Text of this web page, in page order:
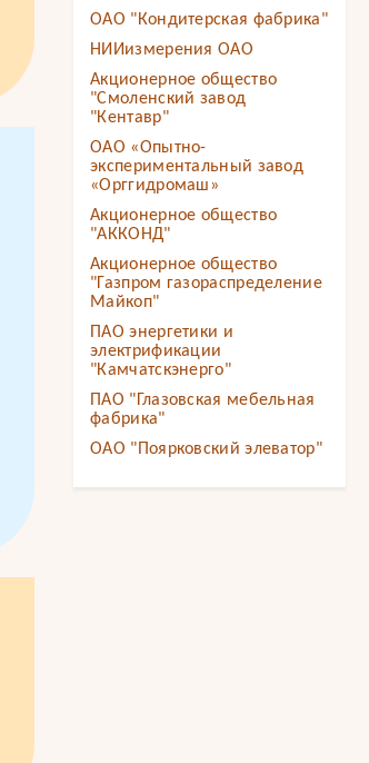
ОАО "Кондитерская фабрика"
НИИизмерения ОАО
Акционерное общество
"Смоленский завод
"Кентавр"
ОАО «Опытно-
экспериментальный завод
«Орггидромаш»
Акционерное общество
"АККОНД"
Акционерное общество
"Газпром газораспределение
Майкоп"
ПАО энергетики и
электрификации
"Камчатскэнерго"
ПАО "Глазовская мебельная
фабрика"
ОАО "Поярковский элеватор"